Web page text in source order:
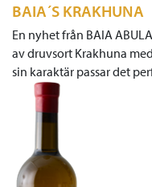
BAIA´S KRAKHUNA
En nyhet från BAIA
av druvsort Krakhuna
sin karaktär passar det